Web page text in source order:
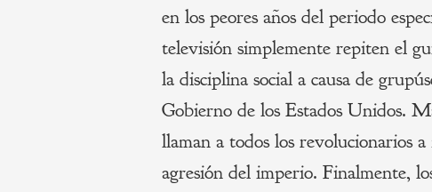
en los peores años del periodo
televisión simplemente repiten el
la disciplina social a causa de
Gobierno de los Estados Unidos.
llaman a todos los revolucionarios
agresión del imperio. Finalmente,